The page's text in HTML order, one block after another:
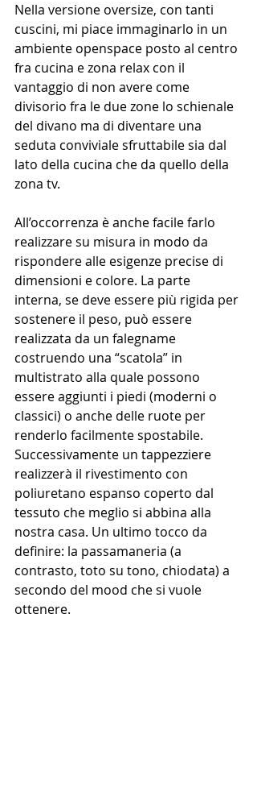
Nella versione oversize, con tanti
cuscini, mi piace immaginarlo in un
ambiente openspace posto al centro
fra cucina e zona relax con il
vantaggio di non avere come
divisorio fra le due zone lo schienale
del divano ma di diventare una
seduta conviviale sfruttabile sia dal
lato della cucina che da quello della
zona tv.
All’occorrenza è anche facile farlo
realizzare su misura in modo da
rispondere alle esigenze precise di
dimensioni e colore. La parte
interna, se deve essere più rigida per
sostenere il peso, può essere
realizzata da un falegname
costruendo una “scatola” in
multistrato alla quale possono
essere aggiunti i piedi (moderni o
classici) o anche delle ruote per
renderlo facilmente spostabile.
Successivamente un tappezziere
realizzerà il rivestimento con
poliuretano espanso coperto dal
tessuto che meglio si abbina alla
nostra casa. Un ultimo tocco da
definire: la passamaneria (a
contrasto, toto su tono, chiodata) a
secondo del mood che si vuole
ottenere.